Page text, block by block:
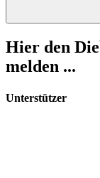
Hier den
melden ...
Unterstützer